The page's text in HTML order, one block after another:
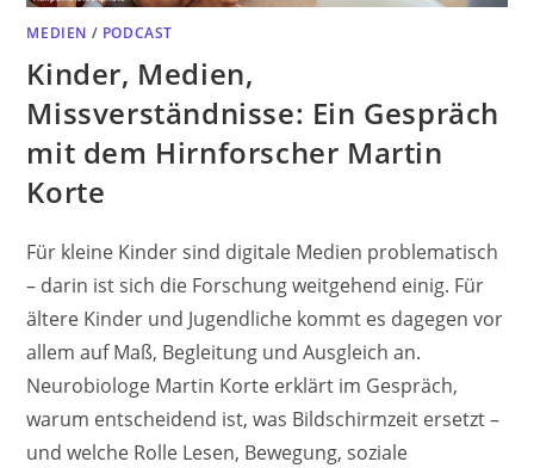
MEDIEN / PODCAST
Kinder, Medien,
Missverständnisse: Ein Gespräch
mit dem Hirnforscher Martin
Korte
Für kleine Kinder sind digitale Medien problematisch
– darin ist sich die Forschung weitgehend einig. Für
ältere Kinder und Jugendliche kommt es dagegen vor
allem auf Maß, Begleitung und Ausgleich an.
Neurobiologe Martin Korte erklärt im Gespräch,
warum entscheidend ist, was Bildschirmzeit ersetzt –
und welche Rolle Lesen, Bewegung, soziale